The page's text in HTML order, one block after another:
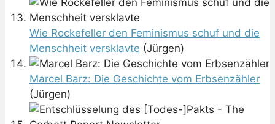
Wie Rockefeller den Feminismus schuf und die
Menschheit versklavte (Jürgen)
Marcel Barz: Die Geschichte vom Erbsenzähler
(Jürgen)